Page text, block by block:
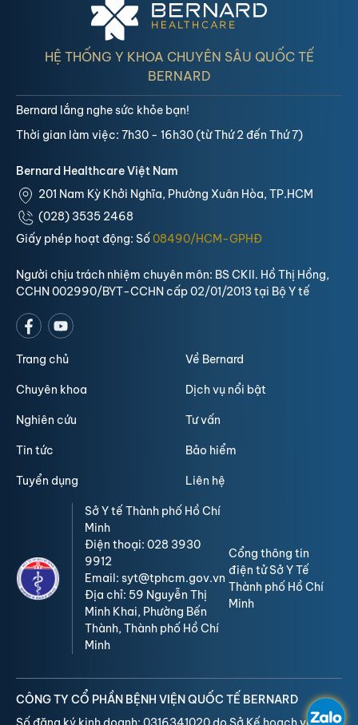
HỆ THỐNG Y KHOA CHUYÊN SÂU QUỐC TẾ
BERNARD
Bernard Healthcare Việt Nam
201 Nam Kỳ Khởi Nghĩa, Phường Xuân Hòa, TP.HCM
(028) 3535 2468
Giấy phép hoạt động: Số08490/HCM-GPHĐ
Người chịu trách nhiệm chuyên môn: BS CKII. Hồ Thị Hồng,
CCHN 002990/BYT-CCHN cấp 02/01/2013 tại Bộ Y tế
Bernard lắng nghe sức khỏe bạn!
Thời gian làm việc: 7h30 - 16h30 (từ Thứ 2 đến Thứ 7)
Trang chủ Về Bernard
Chuyên khoa Dịch vụ nổi bật
Nghiên cứu Tư vấn
Tin tức Bảo hiểm
Tuyển dụng Liên hệ
Sở Y tế Thành phố Hồ Chí
Minh
Điện thoại: 028 3930
9912
Email: syt@tphcm.gov.vn
Địa chỉ: 59 Nguyễn Thị
Minh Khai, Phường Bến
Thành, Thành phố Hồ Chí
Minh
Cổng thông tin
điện tử Sở Y Tế
Thành phố Hồ Chí
Minh
CÔNG TY CỔ PHẦN BỆNH VIỆN QUỐC TẾ BERNARD